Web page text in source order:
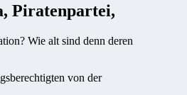
Piratenpartei,
Wie alt sind denn deren
von der